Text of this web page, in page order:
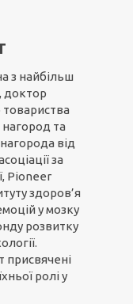
з найбільш
доктор
товариства
та
від
за
Pioneer
здоров’я
у мозку
розвитку
присвячені
ролі у